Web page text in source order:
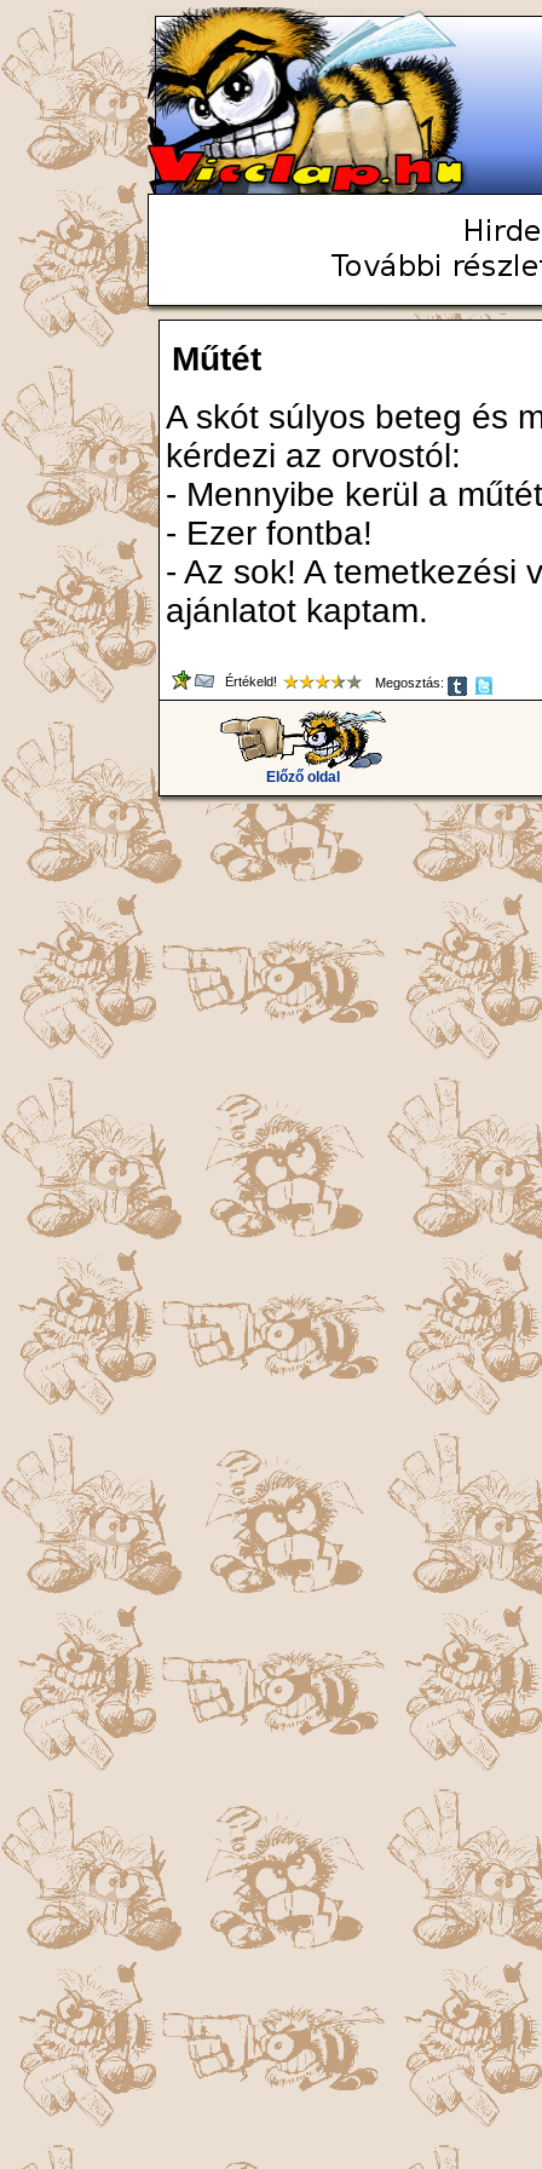
Műtét
A skót súlyos beteg és
kérdezi az orvostól:
- Mennyibe kerül a
- Ezer fontba!
- Az sok! A temetkezési
ajánlatot kaptam.
Értékeld! Megosztás:
Előző oldal